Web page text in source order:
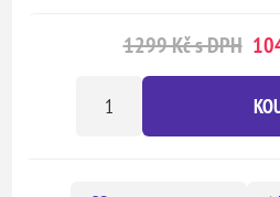
1299 Kč s DPH